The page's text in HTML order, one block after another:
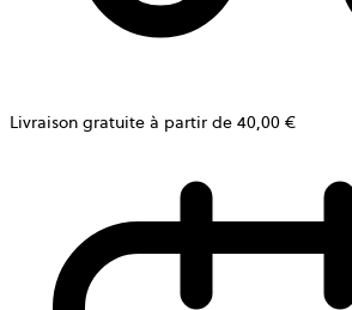
Livraison gratuite à partir de 40,00 €